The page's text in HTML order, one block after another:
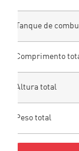
Tanque de
Comprimento
Altura total
Peso total